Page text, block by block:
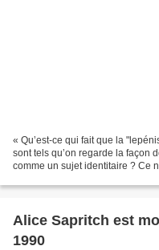
« Qu’est-ce qui fait que la
sont tels qu’on regarde la façon
comme un sujet identitaire ? Ce
Alice Sapritch est
1990